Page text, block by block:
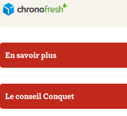
En savoir plus
Le conseil Conquet